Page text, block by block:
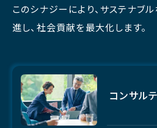
このシナジーにより、サステナブ
進し、社会貢献を最大化します。
コンサル